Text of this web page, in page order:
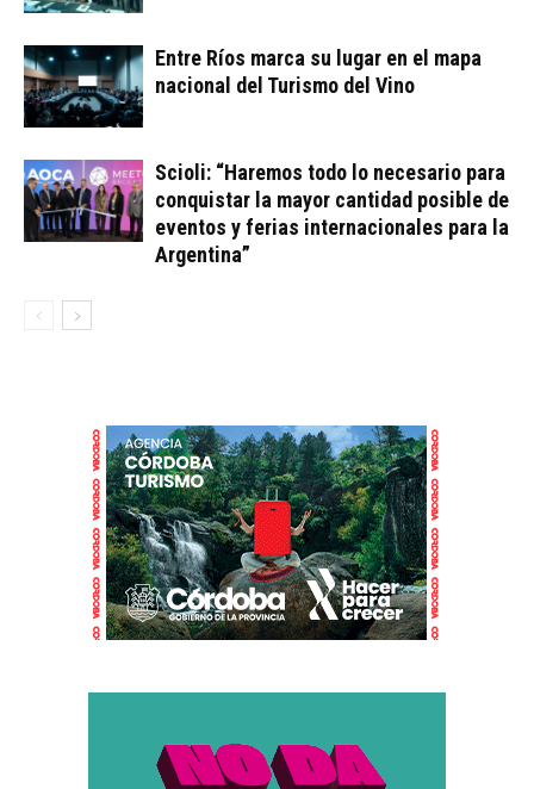
Entre Ríos marca su lugar en el mapa
nacional del Turismo del Vino
Scioli: “Haremos todo lo necesario para
conquistar la mayor cantidad posible de
eventos y ferias internacionales para la
Argentina”